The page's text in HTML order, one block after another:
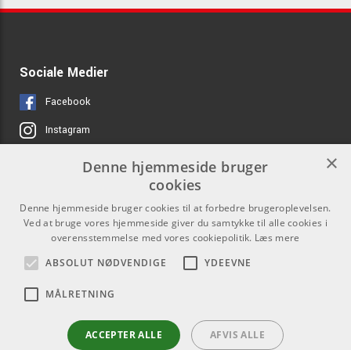
Sociale Medier
Facebook
Instagram
Job hos os
Agenturer
Log ind
GDPR & Cookies
Kontakt
Som privatperson kan du ikke
købe på denne hjemmeside, alt
salg foregår gennem vores
forhandlere.
×
Denne hjemmeside bruger
cookies
Denne hjemmeside bruger cookies til at forbedre brugeroplevelsen.
Ved at bruge vores hjemmeside giver du samtykke til alle cookies i
overensstemmelse med vores cookiepolitik. Læs mere
ABSOLUT NØDVENDIGE
YDEEVNE
MÅLRETNING
ACCEPTER ALLE AFVIS ALLE